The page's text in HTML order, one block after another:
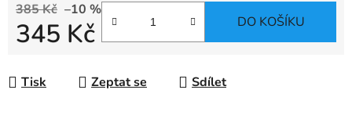
385 Kč –10 %
345 Kč DO KOŠÍKU
Tisk Zeptat se Sdílet